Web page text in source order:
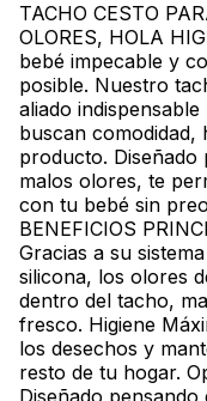
TACHO CESTO
OLORES, HOLA
bebé impecable y
posible. Nuestro
aliado
buscan
producto. Diseñado
malos olores, te
con tu bebé sin
BENEFICIOS
Gracias a su
silicona, los olores
dentro del tacho,
fresco. Higiene
los desechos y
resto de tu hogar.